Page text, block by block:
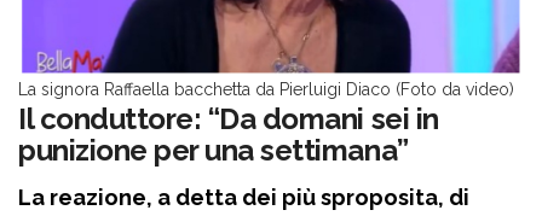
La signora Raffaella bacchetta da Pierluigi Diaco (Foto da video)
Il conduttore: “Da domani sei in
punizione per una settimana”
La reazione, a detta dei più sproposita, di